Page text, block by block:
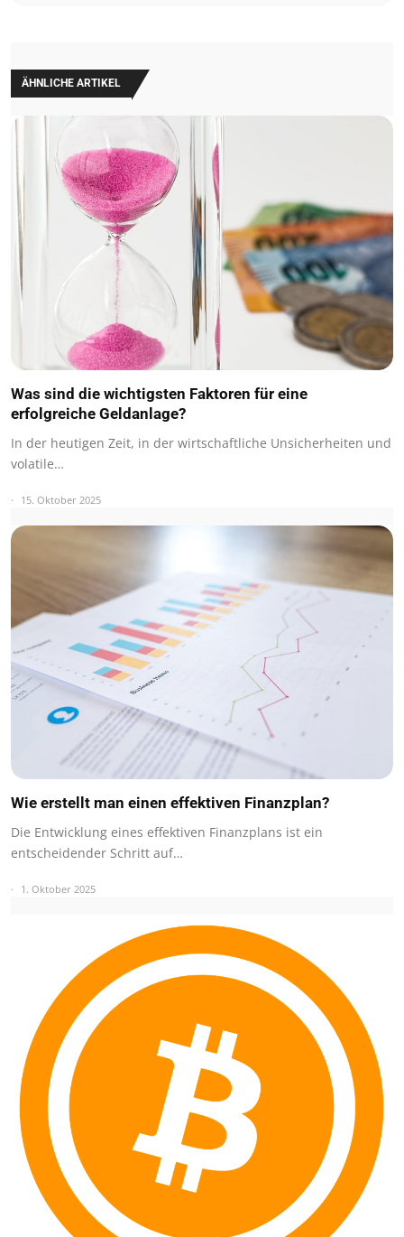
ÄHNLICHE ARTIKEL
Was sind die wichtigsten Faktoren für eine
erfolgreiche Geldanlage?
In der heutigen Zeit, in der wirtschaftliche Unsicherheiten und
volatile…
15. Oktober 2025
Wie erstellt man einen effektiven Finanzplan?
Die Entwicklung eines effektiven Finanzplans ist ein
entscheidender Schritt auf…
1. Oktober 2025